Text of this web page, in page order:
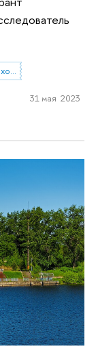
Проектная группа «Когнитивная психометрика»
31 мая 2023